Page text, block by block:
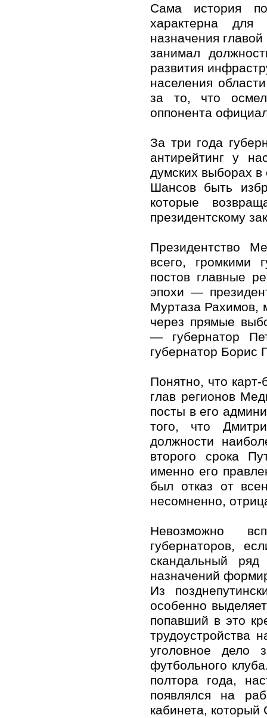
Сама история
характерна для
назначения
занимал
развития
населения
за то, что
оппонента
За три года
антирейтинг у
думских выборах
Шансов быть
которые
президентскому
Президентство
всего, громкими
постов главные
эпохи —
Муртаза Рахимов,
через прямые
— губернатор
губернатор Борис
Понятно, что
глав регионов
посты в его
того, что
должности
второго срока
именно его
был отказ от
несомненно,
Невозможно
губернаторов,
скандальный
назначений
Из
особенно
попавший в это
трудоустройства
уголовное дело
футбольного
полтора года,
появлялся на
кабинета,